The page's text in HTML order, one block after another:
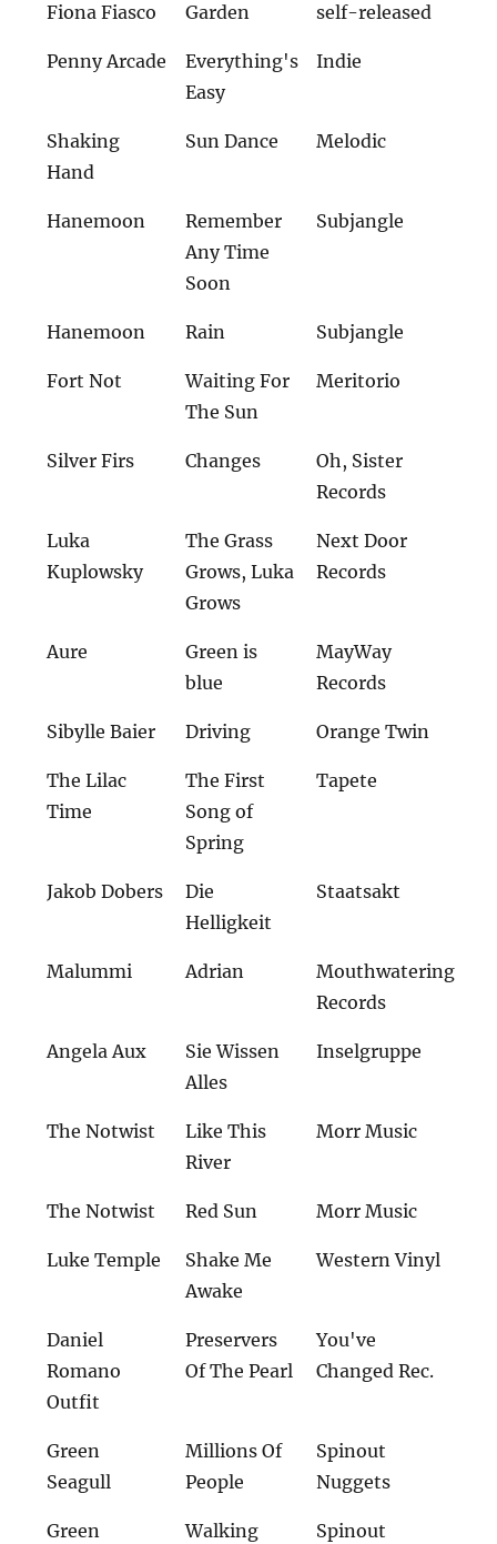
Fiona Fiasco Garden self-released
Penny Arcade
Everything's
Easy
Indie
Shaking
Hand
Sun Dance Melodic
Hanemoon
Remember
Any Time
Soon
Subjangle
Hanemoon Rain Subjangle
Fort Not
Waiting For
The Sun
Meritorio
Silver Firs Changes
Oh, Sister
Records
Luka
Kuplowsky
The Grass
Grows, Luka
Grows
Next Door
Records
Aure
Green is
blue
MayWay
Records
Sibylle Baier Driving Orange Twin
The Lilac
Time
The First
Song of
Spring
Tapete
Jakob Dobers
Die
Helligkeit
Staatsakt
Malummi Adrian
Mouthwatering
Records
Angela Aux
Sie Wissen
Alles
Inselgruppe
The Notwist
Like This
River
Morr Music
The Notwist Red Sun Morr Music
Luke Temple
Shake Me
Awake
Western Vinyl
Daniel
Romano
Outfit
Preservers
Of The Pearl
You've
Changed Rec.
Green
Seagull
Millions Of
People
Spinout
Nuggets
Green
Walking
Spinout